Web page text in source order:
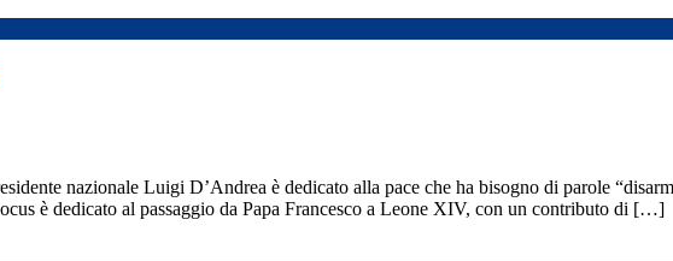
nazionale Luigi D’Andrea è dedicato alla pace che ha bisogno di parole
è dedicato al passaggio da Papa Francesco a Leone XIV, con un contributo di […]